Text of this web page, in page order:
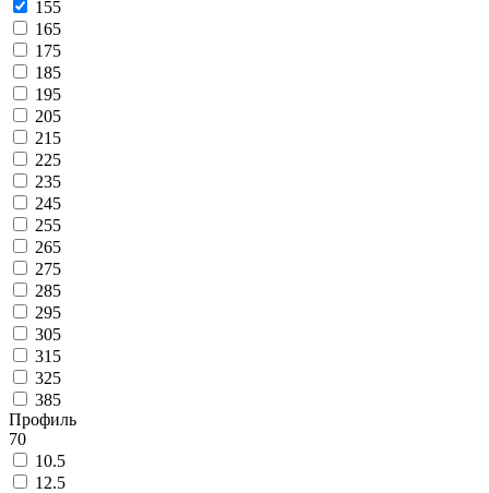
155
165
175
185
195
205
215
225
235
245
255
265
275
285
295
305
315
325
385
Профиль
70
10.5
12.5